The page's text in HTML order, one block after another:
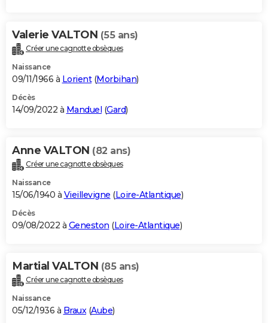
Valerie VALTON (55 ans)
Créer une cagnotte obsèques
Naissance
09/11/1966 à Lorient(Morbihan)
Décès
14/09/2022 à Manduel (Gard)
Anne VALTON (82 ans)
Créer une cagnotte obsèques
Naissance
15/06/1940 à Vieillevigne (Loire-Atlantique)
Décès
09/08/2022 à Geneston (Loire-Atlantique)
Martial VALTON (85 ans)
Créer une cagnotte obsèques
Naissance
05/12/1936 à Braux (Aube)